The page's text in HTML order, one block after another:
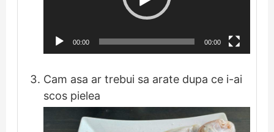
00:00 00:00
Cam asa ar trebui sa arate dupa ce i-ai
scos pielea